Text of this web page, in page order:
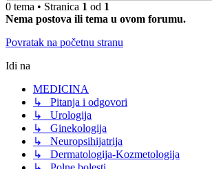
0 tema • Stranica 1 od 1
Nema postova ili tema u ovom forumu.
Povratak na početnu stranu
Idi na
MEDICINA
↳ Pitanja i odgovori
↳ Urologija
↳ Ginekologija
↳ Neuropsihijatrija
↳ Dermatologija-Kozmetologija